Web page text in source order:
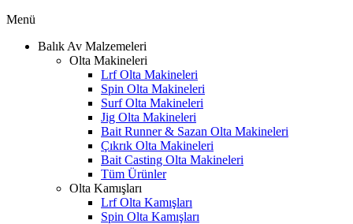
Menü
Balık Av Malzemeleri
Olta Makineleri
Lrf Olta Makineleri
Spin Olta Makineleri
Surf Olta Makineleri
Jig Olta Makineleri
Bait Runner & Sazan Olta Makineleri
Çıkrık Olta Makineleri
Bait Casting Olta Makineleri
Tüm Ürünler
Olta Kamışları
Lrf Olta Kamışları
Spin Olta Kamışları